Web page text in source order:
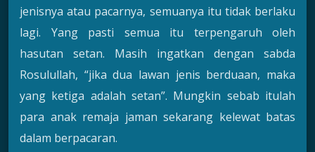
jenisnya atau pacarnya, semuanya itu tidak berlaku
lagi. Yang pasti semua itu terpengaruh oleh
hasutan setan. Masih ingatkan dengan sabda
Rosulullah, “jika dua lawan jenis berduaan, maka
yang ketiga adalah setan”. Mungkin sebab itulah
para anak remaja jaman sekarang kelewat batas
dalam berpacaran.